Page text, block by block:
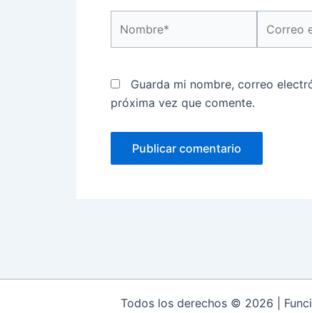
Guarda mi nombre, correo
próxima vez que comente.
Todos los derechos © 2026 |